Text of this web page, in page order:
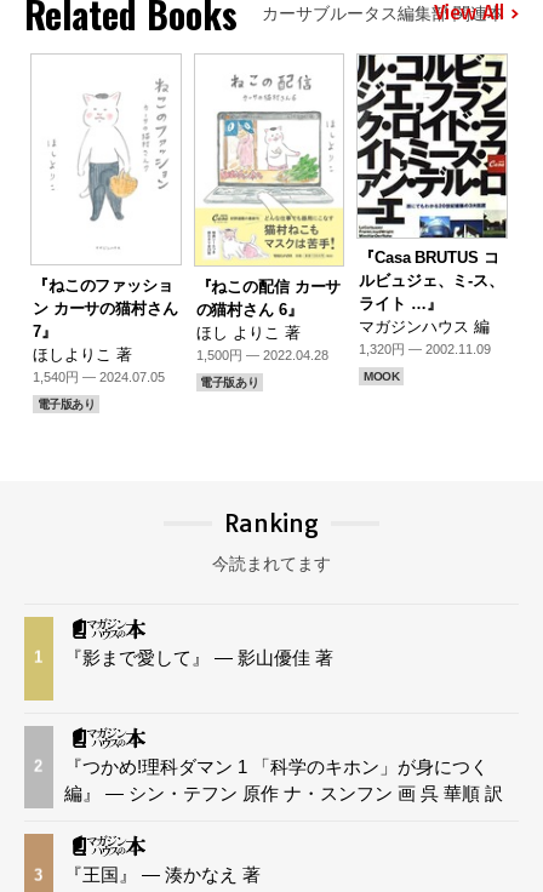
Related Books カーサブルータス編集部 関連本
View All
『ねこのファッショ
ン カーサの猫村さん
7』
ほしよりこ 著
1,540円 — 2024.07.05
電子版あり
『ねこの配信 カーサ
の猫村さん 6』
ほし よりこ 著
1,500円 — 2022.04.28
電子版あり
『Casa BRUTUS コ
ルビュジェ、ミ-ス、
ライト …』
マガジンハウス 編
1,320円 — 2002.11.09
MOOK
Ranking
今読まれてます
1 『影まで愛して』 — 影山優佳 著
2
『つかめ!理科ダマン 1 「科学のキホン」が身につく
編』 — シン・テフン 原作 ナ・スンフン 画 呉 華順 訳
3 『王国』 — 湊かなえ 著